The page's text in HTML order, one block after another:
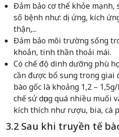
Đảm bảo cơ thể khỏe mạnh,
số bệnh như: dị ứng, kích
thận,...
Đảm bảo môi trường sống
khoắn, tinh thần thoải mái.
Có chế độ dinh dưỡng phù
cần được bổ sung trong
bào gốc là khoảng 1,2 –
chế sử dụng quá nhiều muối
kích thích như rượu, bia, cà
3.2 Sau khi truyền tế